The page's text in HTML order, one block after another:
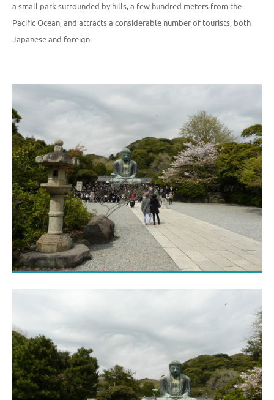
a small park surrounded by hills, a few hundred meters from the
Pacific Ocean, and attracts a considerable number of tourists, both
Japanese and foreign.